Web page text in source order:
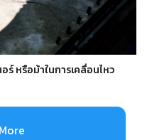
ร์ หรือม้าในการเคลื่อนไหว